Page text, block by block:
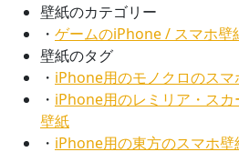
壁紙のカテゴリー
・ ゲームのiPhone / スマホ壁
壁紙のタグ
・ iPhone用のモノクロのスマ
・ iPhone用のレミリア・ス
壁紙
・ iPhone用の東方のスマホ壁